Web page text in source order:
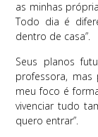
as minhas
Todo dia é
dentro de casa”.
Seus planos
professora,
meu foco é
vivenciar tudo
quero entrar”.